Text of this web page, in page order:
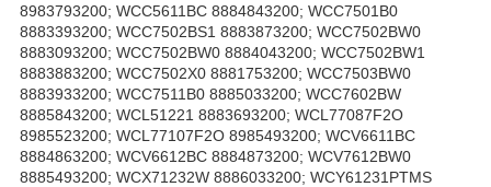
8983793200; WCC5611BC 8884843200; WCC7501B0
8883393200; WCC7502BS1 8883873200; WCC7502BW0
8883093200; WCC7502BW0 8884043200; WCC7502BW1
8883883200; WCC7502X0 8881753200; WCC7503BW0
8883933200; WCC7511B0 8885033200; WCC7602BW
8885843200; WCL51221 8883693200; WCL77087F2O
8985523200; WCL77107F2O 8985493200; WCV6611BC
8884863200; WCV6612BC 8884873200; WCV7612BW0
8885493200; WCX71232W 8886033200; WCY61231PTMS